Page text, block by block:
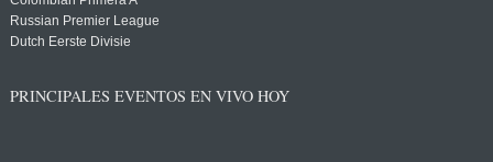
Russian Premier League
Dutch Eerste Divisie
PRINCIPALES EVENTOS EN VIVO HOY